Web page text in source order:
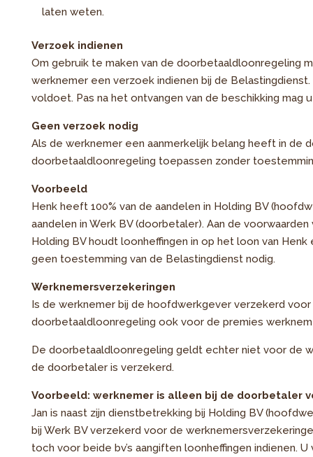
laten weten.
Verzoek indienen
Om gebruik te maken van de doorbetaaldloonregeling
werknemer een verzoek indienen bij de
voldoet. Pas na het ontvangen van de beschikking mag
Geen verzoek nodig
Als de werknemer een aanmerkelijk belang heeft in de
doorbetaaldloonregeling toepassen zonder
Voorbeeld
Henk heeft 100% van de aandelen in Holding BV
aandelen in Werk BV (doorbetaler). Aan de
Holding BV houdt loonheffingen in op het loon van
geen toestemming van de Belastingdienst nodig.
Werknemersverzekeringen
Is de werknemer bij de hoofdwerkgever verzekerd
doorbetaaldloonregeling ook voor de premies
De doorbetaaldloonregeling geldt echter niet voor de
de doorbetaler is verzekerd.
Voorbeeld: werknemer is alleen bij de doorbetaler
Jan is naast zijn dienstbetrekking bij Holding BV
bij Werk BV verzekerd voor de
toch voor beide bv’s aangiften loonheffingen indienen.